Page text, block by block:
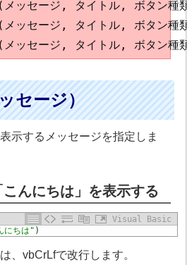
ッセージ, タイトル, ボタン種
ッセージ, タイトル, ボタン種
ッセージ, タイトル, ボタン種
セージ）
示するメッセージを指定しま
んにちは」を表示する
Visual Basic
にちは" )
、vbCrLfで改行します。